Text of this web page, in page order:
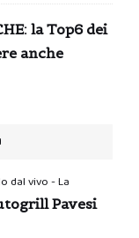
la Top6 dei
anche
dal vivo - La
Pavesi